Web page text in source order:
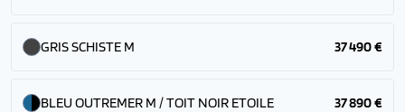
GRIS SCHISTE M 37 490 €
BLEU OUTREMER M / TOIT NOIR ETOILE 37 890 €